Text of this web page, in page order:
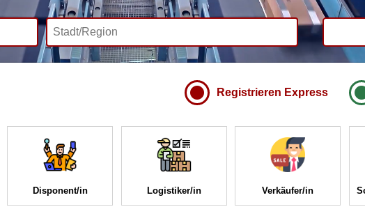
Registrieren Express
Disponent/in Logistiker/in Verkäufer/in